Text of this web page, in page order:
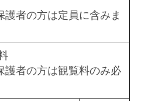
護者の方は定員に含みま
護者の方は観覧料のみ必